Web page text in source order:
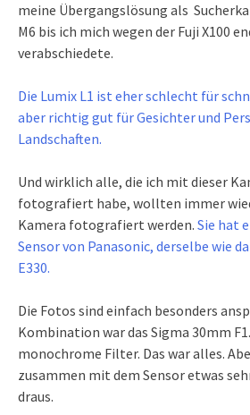
meine Übergangslösung als
M6 bis ich mich wegen der Fuji X100
verabschiedete.
Die Lumix L1 ist eher schlecht für
aber richtig gut für Gesichter und
Landschaften.
Und wirklich alle, die ich mit dieser
fotografiert habe, wollten immer
Kamera fotografiert werden. Sie hat
Sensor von Panasonic, derselbe wie
E330.
Die Fotos sind einfach besonders
Kombination war das Sigma 30mm
monochrome Filter. Das war alles.
zusammen mit dem Sensor etwas
draus.